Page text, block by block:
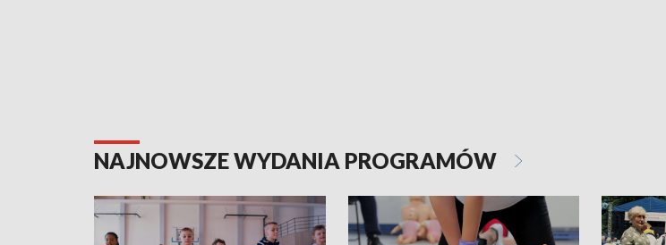
NAJNOWSZE WYDANIA PROGRAMÓW